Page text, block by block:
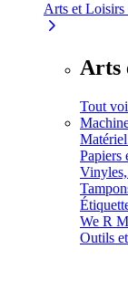
Arts et Loisirs
Arts
Tout
Papiers
We R
Outils